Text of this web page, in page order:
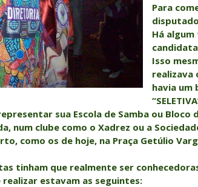
Para
Há
Isso
realizava
havia um
sua Escola de Samba ou Bloco
num clube como o Xadrez ou a
como os de hoje, na Praça Getúlio
tinham que realmente ser
realizar estavam as seguintes: